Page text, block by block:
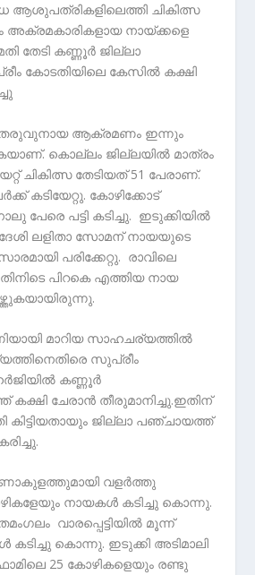
ആശുപത്രികളിലെത്തി ചികിത്സ
അക്രമകാരികളായ നായ്ക്കളെ
തേടി കണ്ണൂര്‍ ജില്ലാ
കോടതിയിലെ കേസിൽ കക്ഷി
ആക്രമണം ഇന്നും
കൊല്ലം ജില്ലയിൽ മാത്രം
ചികിത്സ തേടിയത് 51 പേരാണ്.
കടിയേറ്റു. കോഴിക്കോട്
പേരെ പട്ടി കടിച്ചു. ഇടുക്കിയിൽ
ലളിതാ സോമന് നായയുടെ
പരിക്കേറ്റു. രാവിലെ
പിറകെ എത്തിയ നായ
മാറിയ സാഹചര്യത്തിൽ
സുപ്രീം
കണ്ണൂർ
ചേരാൻ തീരുമാനിച്ചു.ഇതിന്
ജില്ലാ പഞ്ചായത്ത്
വളർത്തു
നായകൾ കടിച്ചു കൊന്നു.
വാരപ്പെട്ടിയിൽ മൂന്ന്
കൊന്നു. ഇടുക്കി അടിമാലി
25 കോഴികളെയും രണ്ടു